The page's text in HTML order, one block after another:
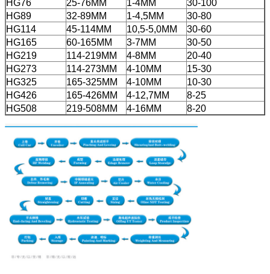
HG76
25-76MM 1-4MM
30-100
HG89
32-89MM 1-4,5MM
30-80
HG114
45-114MM 10,5-5,0MM
30-60
HG165
60-165MM 3-7MM
30-50
HG219
114-219MM 4-8MM
20-40
HG273
114-273MM 4-10MM
15-30
HG325
165-325MM 4-10MM
10-30
HG426
165-426MM 4-12,7MM
8-25
HG508
219-508MM 4-16MM 8-20